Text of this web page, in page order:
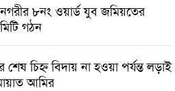
৮নং ওয়ার্ড যুব জমিয়তের
গঠন
শেষ চিহ্ন বিদায় না হওয়া পর্যন্ত লড়াই
আমির